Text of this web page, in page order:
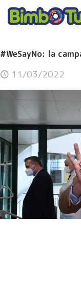
#WeSayNo: la
11/03/2022